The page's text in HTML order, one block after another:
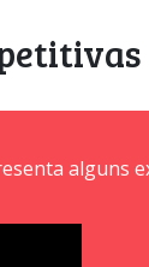
alguns